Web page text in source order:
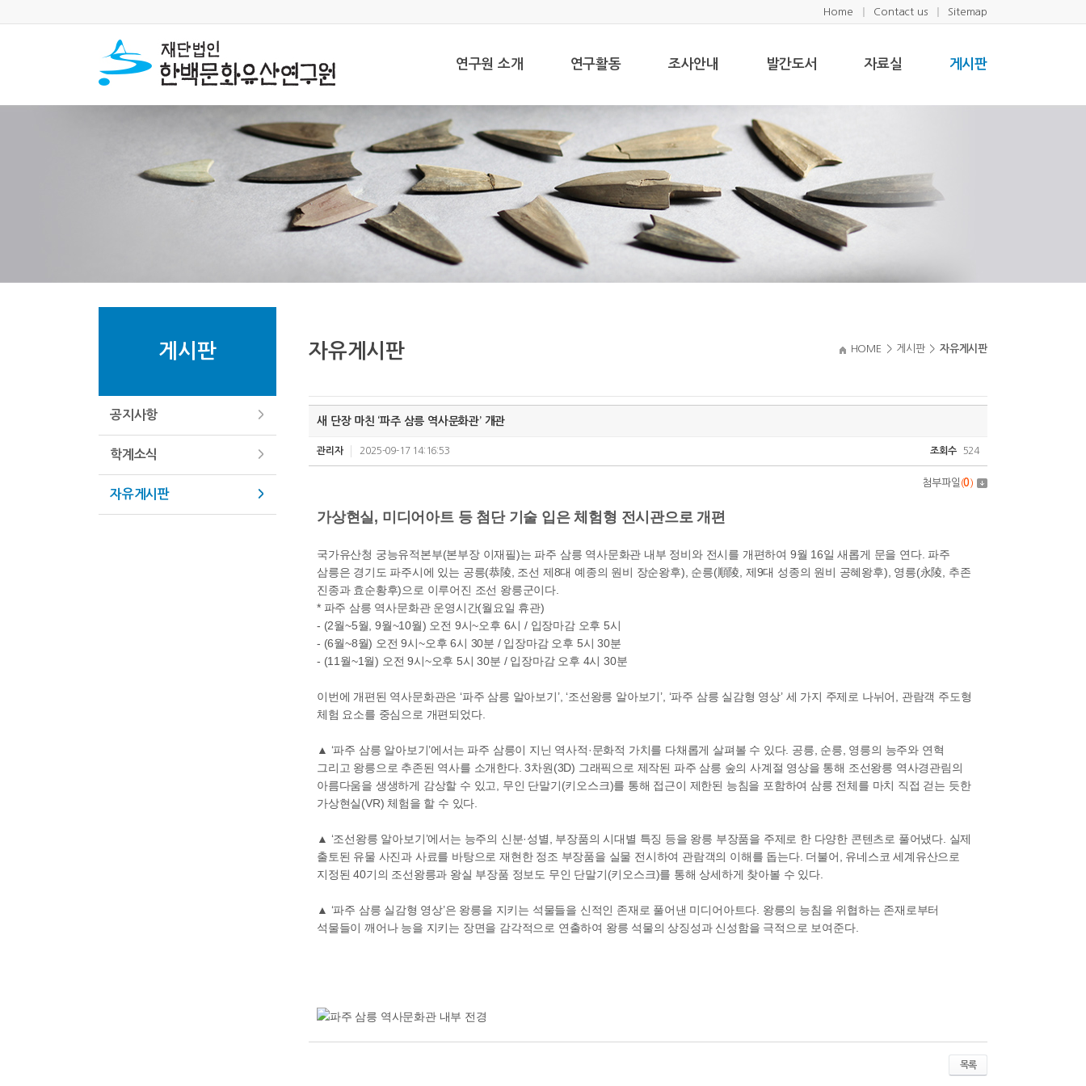
Home Contact us Sitemap
연구원 소개 연구활동 조사안내 발간도서 자료실 게시판
게시판
공지사항
학계소식
자유게시판
자유게시판 HOME > 게시판 > 자유게시판
새 단장 마친 ‘파주 삼릉 역사문화관’ 개관
관리자 2025-09-17 14:16:53 조회수 524
첨부파일 (0)
가상현실, 미디어아트 등 첨단 기술 입은 체험형 전시관으로 개편
국가유산청 궁능유적본부(본부장 이재필)는 파주 삼릉 역사문화관 내부 정비와 전시를 개편하여 9월 16일 새롭게 문을 연다. 파주
삼릉은 경기도 파주시에 있는 공릉(恭陵, 조선 제8대 예종의 원비 장순왕후), 순릉(順陵, 제9대 성종의 원비 공혜왕후), 영릉(永陵, 추존
진종과 효순황후)으로 이루어진 조선 왕릉군이다.
* 파주 삼릉 역사문화관 운영시간(월요일 휴관)
- (2월~5월, 9월~10월) 오전 9시~오후 6시 / 입장마감 오후 5시
- (6월~8월) 오전 9시~오후 6시 30분 / 입장마감 오후 5시 30분
- (11월~1월) 오전 9시~오후 5시 30분 / 입장마감 오후 4시 30분
이번에 개편된 역사문화관은 ‘파주 삼릉 알아보기’, ‘조선왕릉 알아보기’, ‘파주 삼릉 실감형 영상’ 세 가지 주제로 나뉘어, 관람객 주도형
체험 요소를 중심으로 개편되었다.
▲ ‘파주 삼릉 알아보기’에서는 파주 삼릉이 지닌 역사적·문화적 가치를 다채롭게 살펴볼 수 있다. 공릉, 순릉, 영릉의 능주와 연혁
그리고 왕릉으로 추존된 역사를 소개한다. 3차원(3D) 그래픽으로 제작된 파주 삼릉 숲의 사계절 영상을 통해 조선왕릉 역사경관림의
아름다움을 생생하게 감상할 수 있고, 무인 단말기(키오스크)를 통해 접근이 제한된 능침을 포함하여 삼릉 전체를 마치 직접 걷는 듯한
가상현실(VR) 체험을 할 수 있다.
▲ ‘조선왕릉 알아보기’에서는 능주의 신분·성별, 부장품의 시대별 특징 등을 왕릉 부장품을 주제로 한 다양한 콘텐츠로 풀어냈다. 실제
출토된 유물 사진과 사료를 바탕으로 재현한 정조 부장품을 실물 전시하여 관람객의 이해를 돕는다. 더불어, 유네스코 세계유산으로
지정된 40기의 조선왕릉과 왕실 부장품 정보도 무인 단말기(키오스크)를 통해 상세하게 찾아볼 수 있다.
▲ ‘파주 삼릉 실감형 영상’은 왕릉을 지키는 석물들을 신적인 존재로 풀어낸 미디어아트다. 왕릉의 능침을 위협하는 존재로부터
석물들이 깨어나 능을 지키는 장면을 감각적으로 연출하여 왕릉 석물의 상징성과 신성함을 극적으로 보여준다.
목록